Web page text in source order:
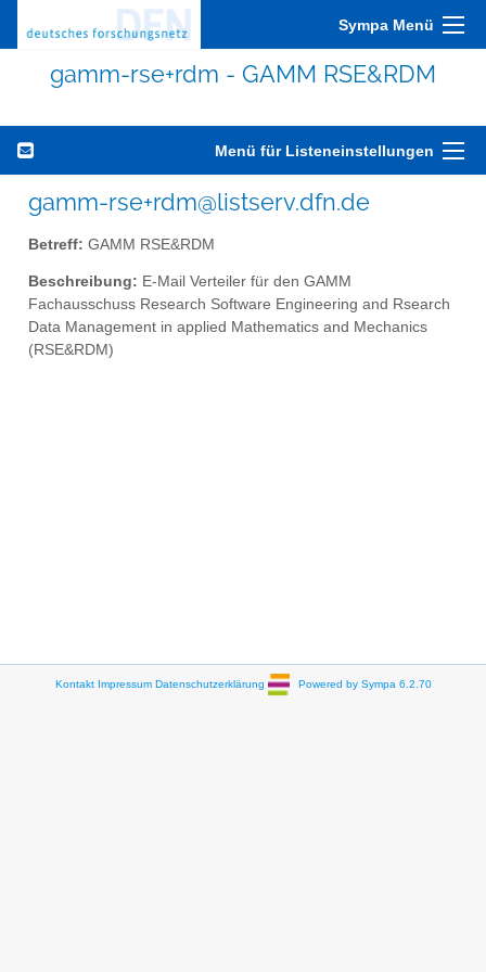
Sympa Menü
gamm-rse+rdm - GAMM RSE&RDM
Menü für Listeneinstellungen
gamm-rse+rdm@listserv.dfn.de
Betreff: GAMM RSE&RDM
Beschreibung: E-Mail Verteiler für den GAMM
Fachausschuss Research Software Engineering and Rsearch
Data Management in applied Mathematics and Mechanics
(RSE&RDM)
Kontakt Impressum Datenschutzerklärung Powered by Sympa 6.2.70